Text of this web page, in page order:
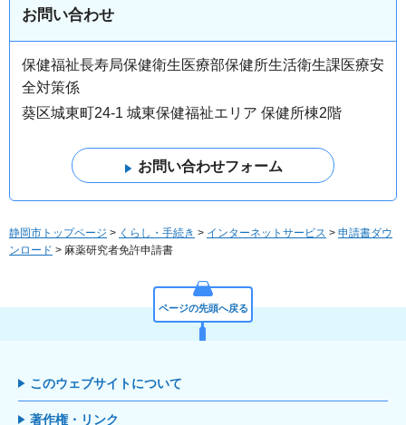
お問い合わせ
保健福祉長寿局保健衛生医療部保健所生活衛生課医療安
全対策係
葵区城東町24-1 城東保健福祉エリア 保健所棟2階
静岡市トップページ > くらし・手続き > インターネットサービス > 申請書ダウ
ンロード > 麻薬研究者免許申請書
ページの先頭へ戻る
このウェブサイトについて
著作権・リンク